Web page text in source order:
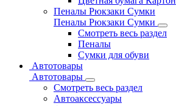
Пеналы Рюкзаки Сумки
Пеналы Рюкзаки Сумки
Смотреть весь раздел
Пеналы
Сумки для обуви
Автотовары
Автотовары
Смотреть весь раздел
Автоаксессуары